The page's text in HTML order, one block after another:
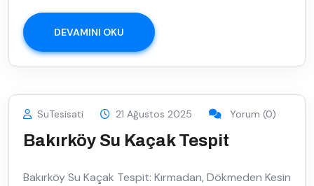
DEVAMINI OKU
SuTesisati 21 Ağustos 2025 Yorum (0)
Bakırköy Su Kaçak Tespit
Bakırköy Su Kaçak Tespit: Kırmadan, Dökmeden Kesin